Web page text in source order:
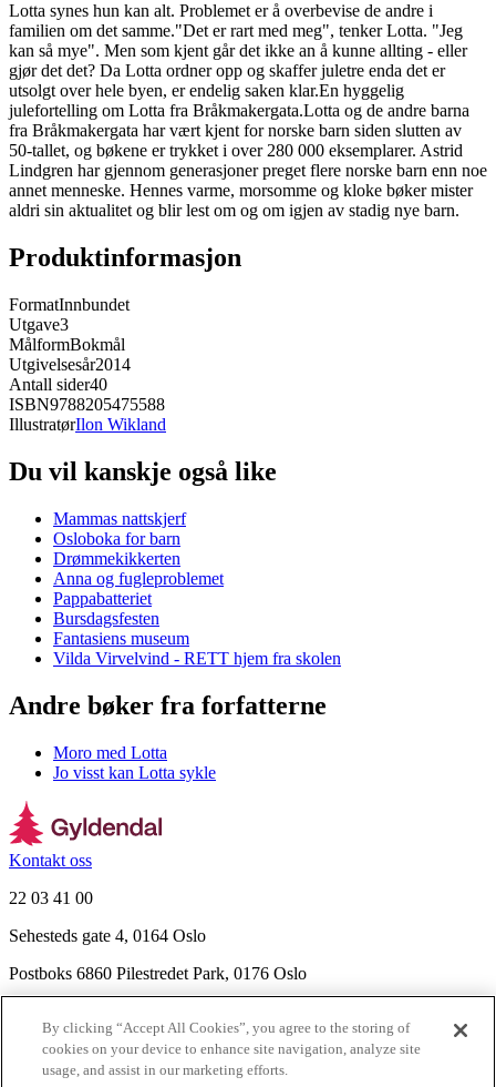
Lotta synes hun kan alt. Problemet er å overbevise de andre i
familien om det samme."Det er rart med meg", tenker Lotta. "Jeg
kan så mye". Men som kjent går det ikke an å kunne allting - eller
gjør det det? Da Lotta ordner opp og skaffer juletre enda det er
utsolgt over hele byen, er endelig saken klar.En hyggelig
julefortelling om Lotta fra Bråkmakergata.Lotta og de andre barna
fra Bråkmakergata har vært kjent for norske barn siden slutten av
50-tallet, og bøkene er trykket i over 280 000 eksemplarer. Astrid
Lindgren har gjennom generasjoner preget flere norske barn enn noe
annet menneske. Hennes varme, morsomme og kloke bøker mister
aldri sin aktualitet og blir lest om og om igjen av stadig nye barn.
Produktinformasjon
FormatInnbundet
Utgave3
MålformBokmål
Utgivelsesår2014
Antall sider40
ISBN9788205475588
IllustratørIlon Wikland
Du vil kanskje også like
Mammas nattskjerf
Osloboka for barn
Drømmekikkerten
Anna og fugleproblemet
Pappabatteriet
Bursdagsfesten
Fantasiens museum
Vilda Virvelvind - RETT hjem fra skolen
Andre bøker fra forfatterne
Moro med Lotta
Jo visst kan Lotta sykle
Kontakt oss
22 03 41 00
Sehesteds gate 4, 0164 Oslo
Postboks 6860 Pilestredet Park, 0176 Oslo
Nyhetsbrev
Ledige stillinger
By clicking “Accept All Cookies”, you agree to the storing of
cookies on your device to enhance site navigation, analyze site
usage, and assist in our marketing efforts.